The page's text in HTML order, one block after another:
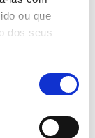
ou que
dos seus